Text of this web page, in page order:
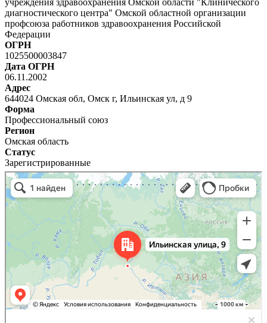
диагностического центра" Омской областной организации
профсоюза работников здравоохранения Российской
Федерации
ОГРН
1025500003847
Дата ОГРН
06.11.2002
Адрес
644024 Омская обл, Омск г, Ильинская ул, д 9
Форма
Профессиональный союз
Регион
Омская область
Статус
Зарегистрированные